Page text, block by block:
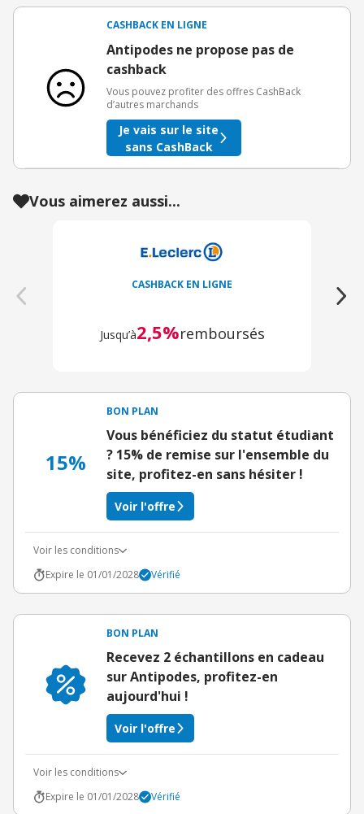
3€ de bienvenue crédités immédiatement + 1€ supplémentaire
Offre réservée à une toute première inscription chez eBuyClub.
CASHBACK EN LIGNE
Antipodes ne propose pas de
cashback
Vous pouvez profiter des offres CashBack
d’autres marchands
Je vais sur le site
sans CashBack
Vous aimerez aussi...
CASHBACK EN LIGNE
Jusqu’à2,5%remboursés
15%
BON PLAN
Vous bénéficiez du statut étudiant
? 15% de remise sur l'ensemble du
site, profitez-en sans hésiter !
Voir l'offre
Voir les conditions
Expire le 01/01/2028
Vérifié
BON PLAN
Recevez 2 échantillons en cadeau
sur Antipodes, profitez-en
aujourd'hui !
Voir l'offre
Voir les conditions
Expire le 01/01/2028
Vérifié